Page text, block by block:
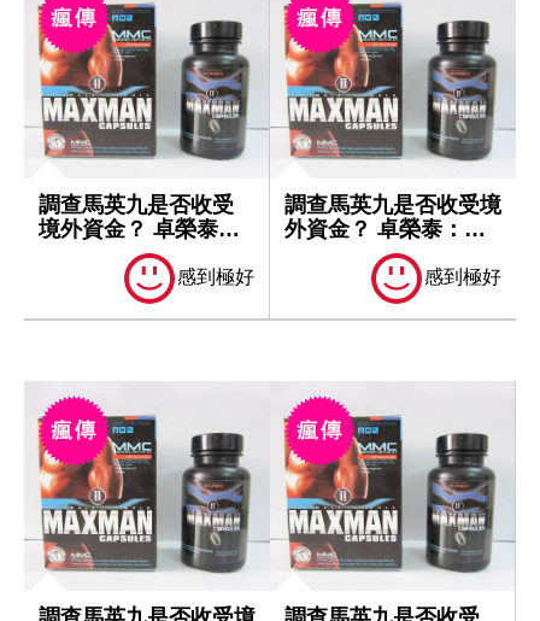
調查馬英九是否收受
境外資金？ 卓榮泰：
一切依法處理
感到極好
調查馬英九是否收受境
外資金？ 卓榮泰：一
切依法處理
感到極好